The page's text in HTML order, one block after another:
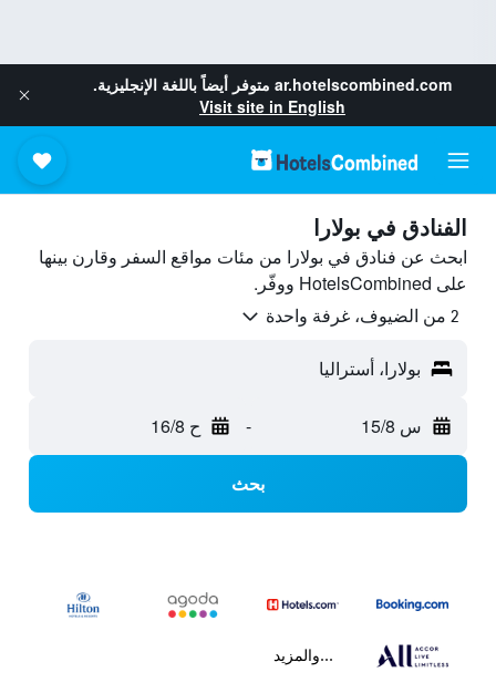
ar.hotelscombined.com متوفر أيضاً باللغة الإنجليزية.
Visit site in English
الفنادق في بولارا
ابحث عن فنادق في بولارا من مئات مواقع السفر وقارن بينها
على HotelsCombined ووفّر.
2 من الضيوف، غرفة واحدة
بولارا، أستراليا
س 15/8 - ح 16/8
بحث
...والمزيد